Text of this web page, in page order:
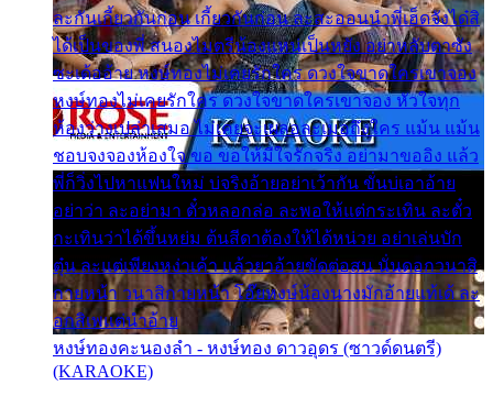
ละกันเกี้ยวกันก่อน เกี้ยวกันก่อน ละสะออนนำพี่เฮ็ดจังได๋สิ
ได้เป็นของพี่ สนองไมตรีน้องแหน่เป็นหยัง อย่าหลับตาซัง
ซะเด้ออ้าย หงษ์ทองไม่เคยรักใคร ดวงใจขาดใครเขาจอง
หงษ์ทองไม่เคยรักใคร ดวงใจขาดใครเขาจอง หัวใจทุก
ห้องว่างเปล่าเสมอ ไม่เคยจะเผลอละเมอถึงใคร แม้น แม้น
ชอบจงจองห้องใจ ขอ ขอให้มีใจรักจริง อย่ามาขออิง แล้ว
พี่ก็วิ่งไปหาแฟนใหม่ บ่จริงอ้ายอย่าเว้ากัน ขั่นบ่เอาอ้าย
อย่าว่า ละอย่ามา ตั๋วหลอกล่อ ละพอให้แต่กระเทิน ละตั๋ว
กะเทินว่าได้ขึ้นหย่ม ต้นสีดาต้องให้ได้หน่วย อย่าเล่นบัก
ตุ๋น ละแต่เพียงหง่าเค้า แล้วยาอ้ายขัดต่อสน นั่นดอกวนาสิ
กายหน้า วนาสิกายหน้า โอ๊ยหงษ์น้องนางมักอ้ายแท้เด้ ละ
อกสิเพแต่นำอ้าย
หงษ์ทองคะนองลำ - หงษ์ทอง ดาวอุดร (ซาวด์ดนตรี)
(KARAOKE)